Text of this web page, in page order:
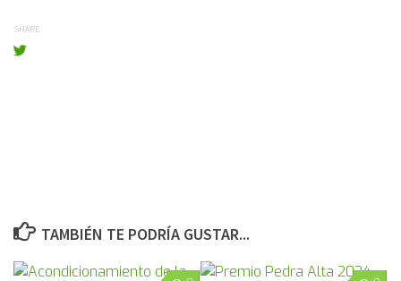
SHARE
TAMBIÉN TE PODRÍA GUSTAR...